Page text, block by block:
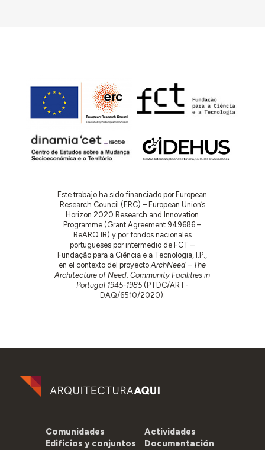
Este trabajo ha sido financiado por European
Research Council (ERC) – European Union’s
Horizon 2020 Research and Innovation
Programme (Grant Agreement 949686 –
ReARQ.IB) y por fondos nacionales
portugueses por intermedio de FCT –
Fundação para a Ciência e a Tecnologia, I.P.,
en el contexto del proyectoArchNeed – The
Architecture of Need: Community Facilities in
Portugal 1945-1985(PTDC/ART-
DAQ/6510/2020).
Comunidades
Edificios y conjuntos
Actividades
Documentación